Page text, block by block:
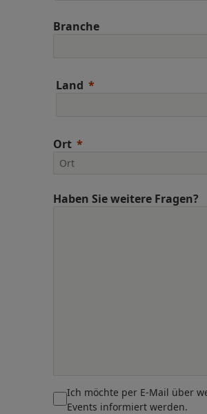
Branche
Land
Ort
Haben Sie weitere Fragen?
Ich möchte per E-Mail über
Events informiert werden.